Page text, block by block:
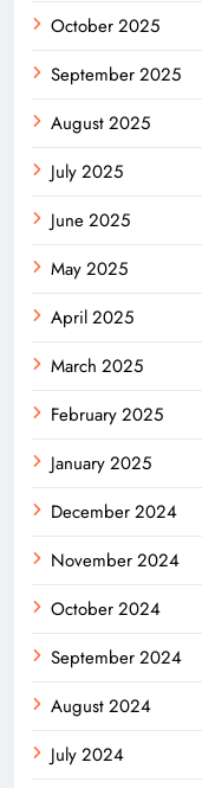
October 2025
September 2025
August 2025
July 2025
June 2025
May 2025
April 2025
March 2025
February 2025
January 2025
December 2024
November 2024
October 2024
September 2024
August 2024
July 2024